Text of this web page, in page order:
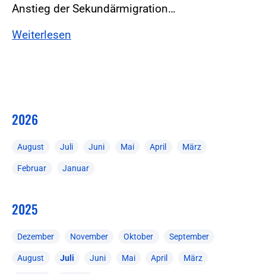
Anstieg der Sekundärmigration…
Weiterlesen
2026
August Juli Juni Mai April März
Februar Januar
2025
Dezember November Oktober September
August Juli Juni Mai April März